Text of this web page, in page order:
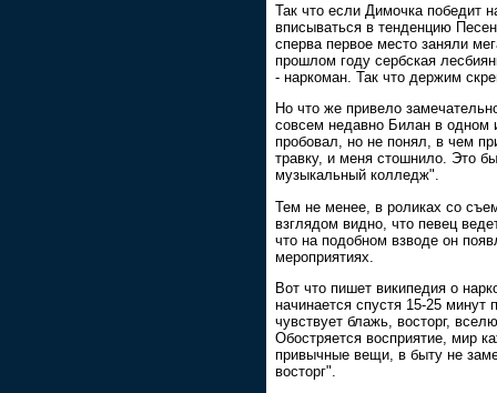
Так что если Димочка победит
вписываться в тенденцию
сперва первое место заняли
прошлом году сербская
- наркоман. Так что держим
Но что же привело
совсем недавно Билан в одном
пробовал, но не понял, в чем
травку, и меня стошнило. Это
музыкальный колледж".
Тем не менее, в роликах со
взглядом видно, что певец
что на подобном взводе он
мероприятиях.
Вот что пишет википедия о
начинается спустя 15-25 минут
чувствует блажь, восторг,
Обостряется восприятие, мир
привычные вещи, в быту не
восторг".